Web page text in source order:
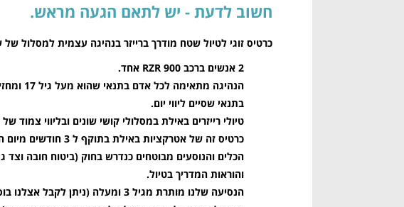
חשוב לדעת
כרטיס זוגי לטיול שטח מודרך ברייזר בנהיגה עצמית למסלול
2 אנשים ברכב RZR 900 אחד.
הנהיגה
בתנאי שסיים ליווי יום.
טיולי רייזרים באילת במסלולי קושי שונים ובליווי
כרטיס זה של אטרקציות באילת בתוקף ל 3 חודשים מיום הרכישה.
הכלים והנוסעים מבוטחים כנדרש בחוק (ביטוח חובה
והוראות המדריך בטיול.
הנסיעה שלנו מותרת מגיל 3 ומעלה (ניתן לקבל אצלנו בוסטר).